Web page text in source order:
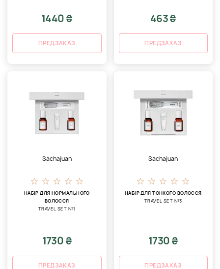
1440 ₴
ПРЕДЗАКАЗ
463 ₴
ПРЕДЗАКАЗ
Sachajuan
НАБІР ДЛЯ НОРМАЛЬНОГО
ВОЛОССЯ
TRAVEL SET №1
1730 ₴
ПРЕДЗАКАЗ
Sachajuan
НАБІР ДЛЯ ТОНКОГО ВОЛОССЯ
TRAVEL SET №3
1730 ₴
ПРЕДЗАКАЗ